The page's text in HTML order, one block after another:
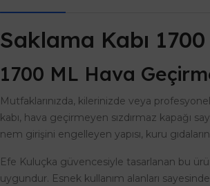
Saklama Kabı
1700 ML Hava
Mutfaklarınızda, kilerinizde veya
kabı, hava geçirmeyen sızdırmaz kapağı
nem girişini engelleyen yapısı, kuru
Efe Kuluçka güvencesiyle tasarlanan bu
uygundur. Esnek kullanım alanları